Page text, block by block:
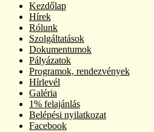
Kezdőlap
Hírek
Rólunk
Szolgáltatások
Dokumentumok
Pályázatok
Programok, rendezvények
Hírlevél
Galéria
1% felajánlás
Belépési nyilatkozat
Facebook